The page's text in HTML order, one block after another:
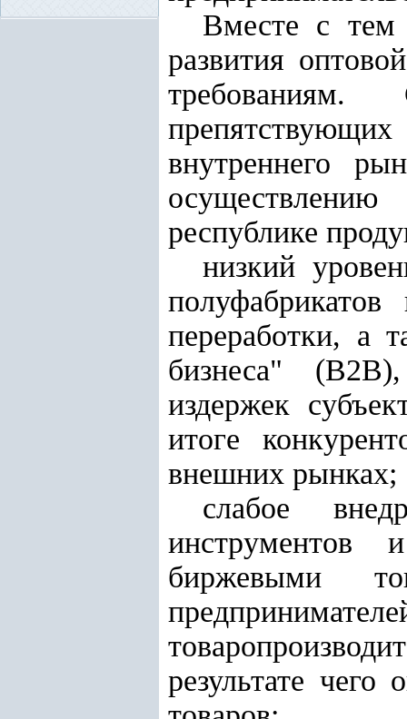
Вместе с тем
развития
внутреннего
осуществлению
республике
низкий
переработки, а
бизнеса"
издержек
итоге
внешних рынках;
слабое
инструментов
биржевыми
результате